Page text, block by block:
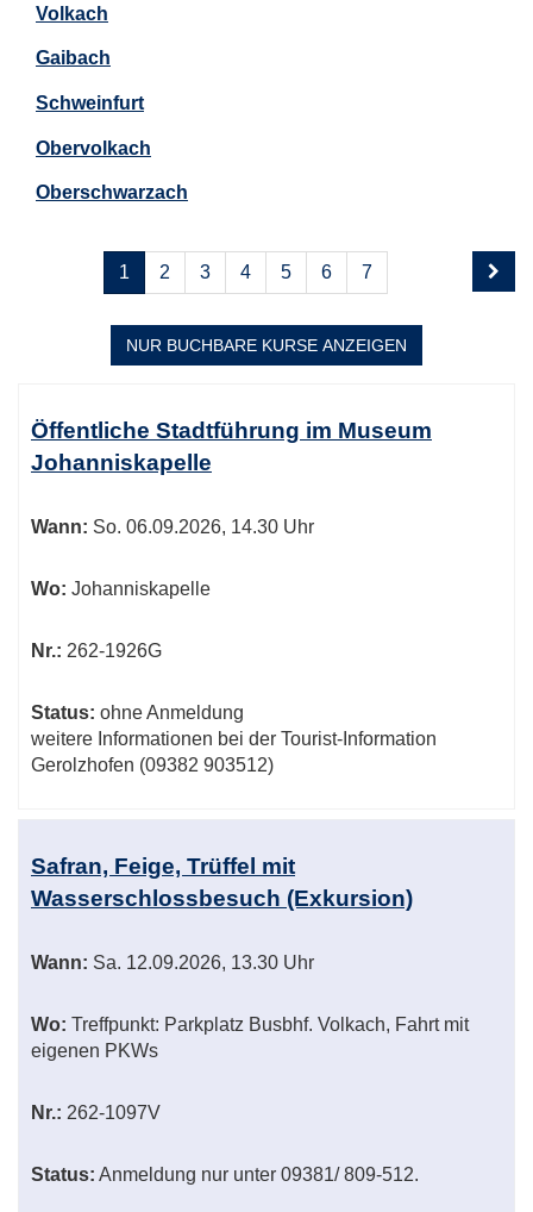
Volkach
Gaibach
Schweinfurt
Obervolkach
Oberschwarzach
Seiten
blättern
1 2 3 4 5 6 7
NUR BUCHBARE KURSE ANZEIGEN
Tabellenüberschriften
können
sortiert
Öffentliche Stadtführung im Museum
Johanniskapelle
Wann: So. 06.09.2026, 14.30 Uhr
Wo: Johanniskapelle
Nr.: 262-1926G
Status: ohne Anmeldung
weitere Informationen bei der Tourist-Information
Gerolzhofen (09382 903512)
Safran, Feige, Trüffel mit
Wasserschlossbesuch (Exkursion)
Wann: Sa. 12.09.2026, 13.30 Uhr
Wo: Treffpunkt: Parkplatz Busbhf. Volkach, Fahrt mit
eigenen PKWs
Nr.: 262-1097V
Status: Anmeldung nur unter 09381/ 809-512.